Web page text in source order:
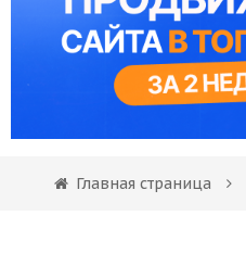
Главная страница